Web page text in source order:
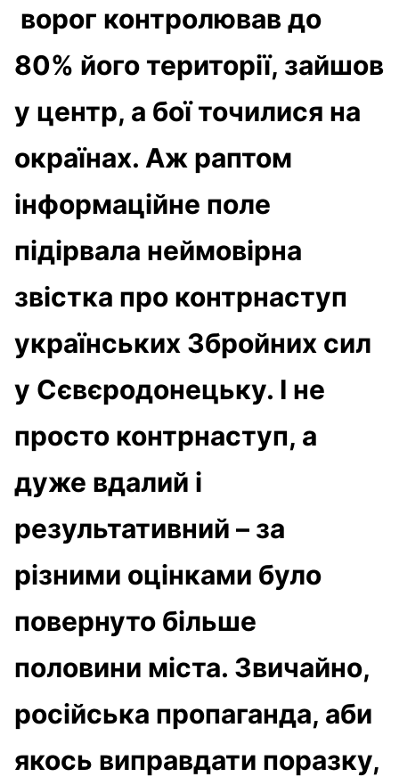
ворог контролював до
80% його території, зайшов
у центр, а бої точилися на
окраїнах. Аж раптом
інформаційне поле
підірвала неймовірна
звістка про контрнаступ
українських Збройних сил
у Сєвєродонецьку. І не
просто контрнаступ, а
дуже вдалий і
результативний – за
різними оцінками було
повернуто більше
половини міста. Звичайно,
російська пропаганда, аби
якось виправдати поразку,